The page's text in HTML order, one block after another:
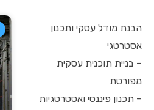
הבנת מודל עסקי ותכנון
אסטרטגי
– בניית תוכנית עסקית
מפורטת
– תכנון פיננסי ואסטרטגיות